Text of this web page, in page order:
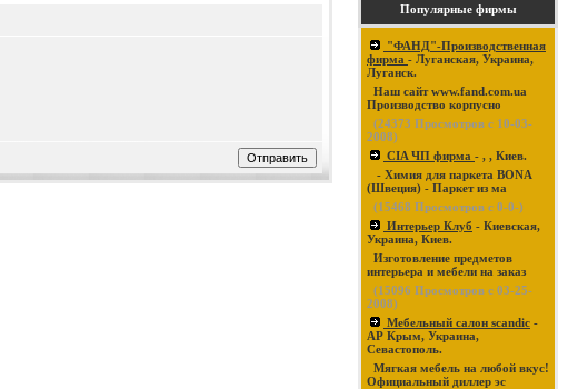
Популярные фирмы
"ФАНД"-Производственная
фирма - Луганская, Украина,
Луганск.
Наш сайт www.fand.com.ua
Производство корпусно
(24373 Просмотров с 10-03-
2008)
CIA ЧП фирма - , , Киев.
- Химия для паркета BONA
(Швеция) - Паркет из ма
(15468 Просмотров с 0-0-)
Интерьер Клуб - Киевская,
Украина, Киев.
Изготовление предметов
интерьера и мебели на заказ
(15096 Просмотров с 03-25-
2008)
Мебельный салон scandic -
АР Крым, Украина,
Севастополь.
Мягкая мебель на любой вкус!
Официальный диллер эс